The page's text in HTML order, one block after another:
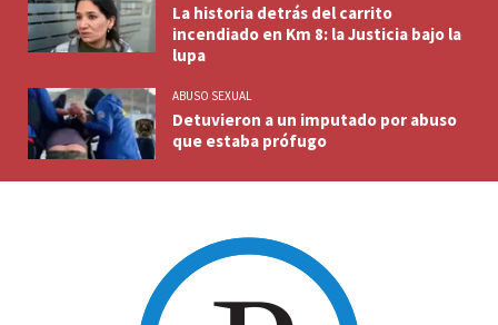
La historia detrás del carrito
incendiado en Km 8: la Justicia bajo la
lupa
ABUSO SEXUAL
Detuvieron a un imputado por abuso
que estaba prófugo